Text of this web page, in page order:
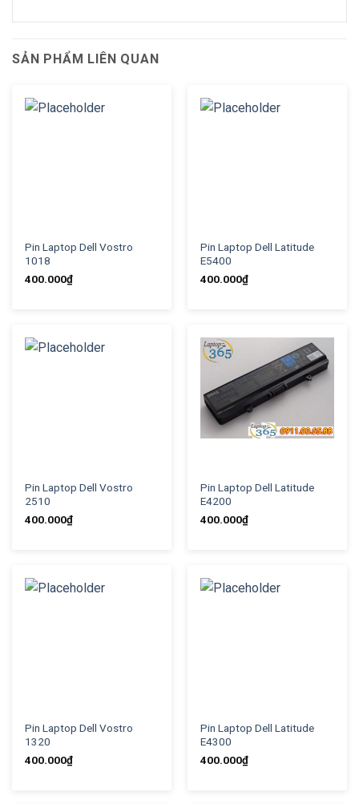
SẢN PHẨM LIÊN QUAN
Pin Laptop Dell Vostro
1018
400.000₫
Pin Laptop Dell Latitude
E5400
400.000₫
Pin Laptop Dell Vostro
2510
400.000₫
Pin Laptop Dell Latitude
E4200
400.000₫
Pin Laptop Dell Vostro
1320
400.000₫
Pin Laptop Dell Latitude
E4300
400.000₫